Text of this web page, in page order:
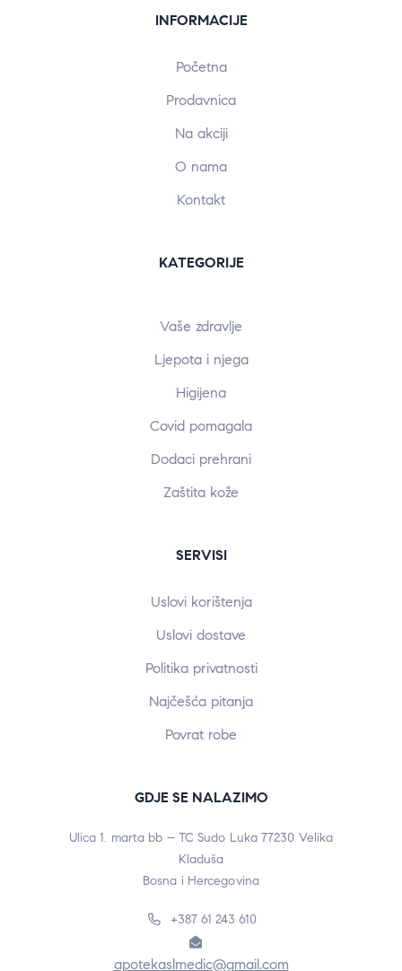
INFORMACIJE
Početna
Prodavnica
Na akciji
O nama
Kontakt
KATEGORIJE
Vaše zdravlje
Ljepota i njega
Higijena
Covid pomagala
Dodaci prehrani
Zaštita kože
SERVISI
Uslovi korištenja
Uslovi dostave
Politika privatnosti
Najčešća pitanja
Povrat robe
GDJE SE NALAZIMO
Ulica 1. marta bb – TC Sudo Luka 77230 Velika
Kladuša
Bosna i Hercegovina
+387 61 243 610
apotekaslmedic@gmail.com